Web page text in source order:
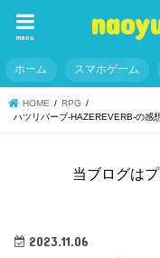
menu
ホーム スマホゲーム
HOME
RPG
ハツリバーブ-HAZEREVERB-の感
当ブログは
2023.11.06